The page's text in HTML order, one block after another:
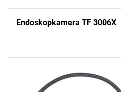
Endoskopkamera TF 3006X